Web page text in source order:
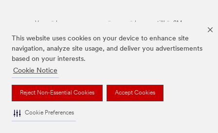
This website uses cookies on your device to enhance site
navigation, analyze site usage, and deliver you advertisements
based on your interests.
Cookie Notice
Reject Non-Essential Cookies Accept Cookies
Cookie Preferences
Varumärken som anges ovan är varumärken som tillhör 3M.